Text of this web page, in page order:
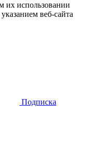
их использовании
веб-сайта
Подписка